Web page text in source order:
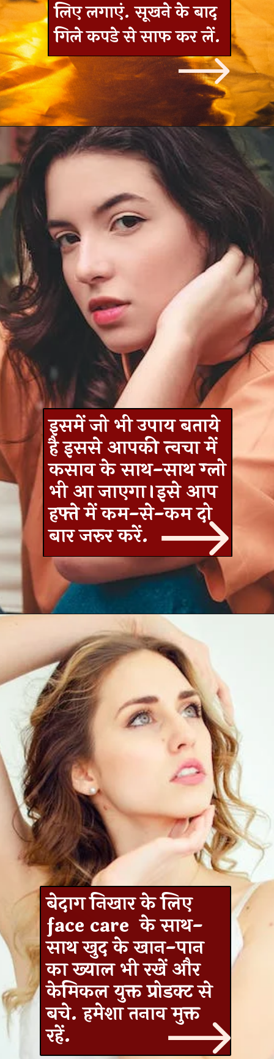
लिए लगाएं. सूखने के बाद
गिले कपडे से साफ कर लें.
इसमें जो भी उपाय बताये
है इससे आपकी त्‍वचा में
कसाव के साथ-साथ ग्‍लो
भी आ जाएगा।इसे आप
हफ्ते में कम-से-कम दो
बार जरुर करें.
बेदाग निखार के लिए
face care के साथ-
साथ खुद के खान-पान
का ख्याल भी रखें और
केमिकल युक्त प्रोडक्ट से
बचे. हमेशा तनाव मुक्त
रहें.